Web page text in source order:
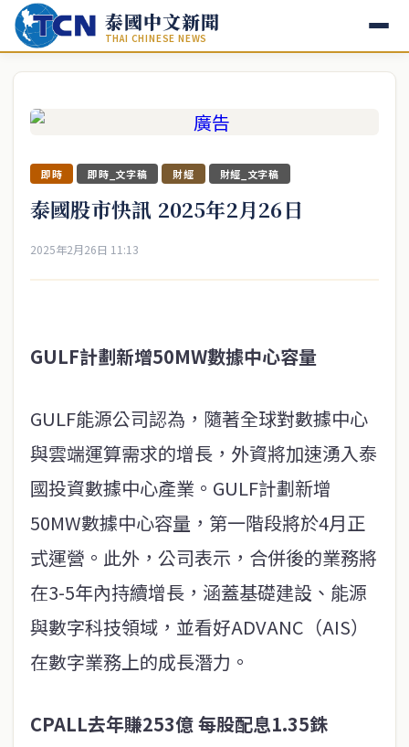
泰國中文新聞
THAI CHINESE NEWS
即時 即時_文字稿 財經 財經_文字稿
泰國股市快訊 2025年2月26日
2025年2月26日 11:13
GULF計劃新增50MW數據中心容量
GULF能源公司認為，隨著全球對數據中心
與雲端運算需求的增長，外資將加速湧入泰
國投資數據中心產業。GULF計劃新增
50MW數據中心容量，第一階段將於4月正
式運營。此外，公司表示，合併後的業務將
在3-5年內持續增長，涵蓋基礎建設、能源
與數字科技領域，並看好ADVANC（AIS）
在數字業務上的成長潛力。
CPALL去年賺253億 每股配息1.35銖